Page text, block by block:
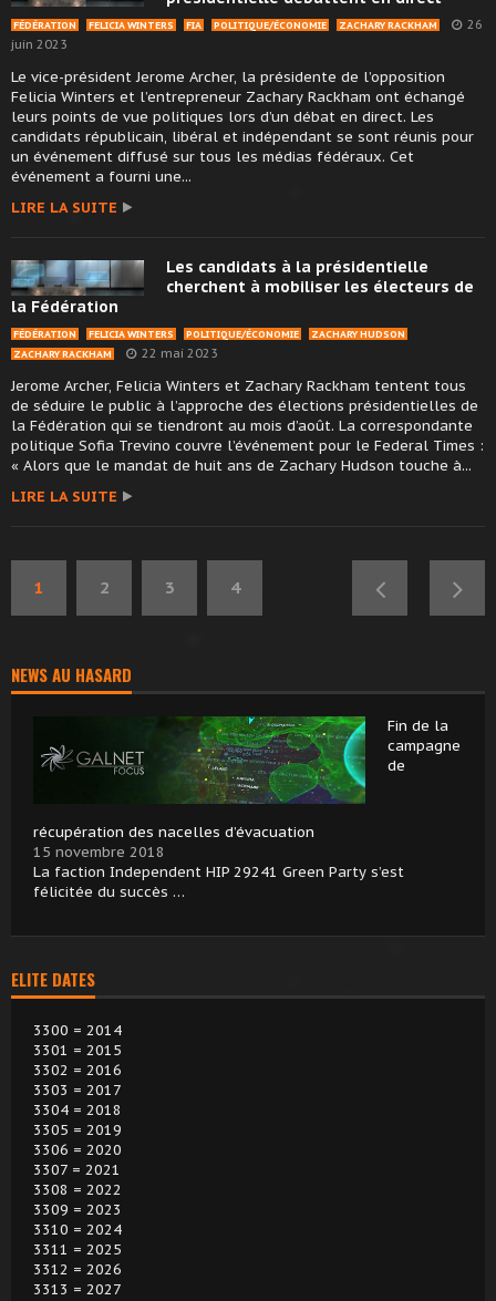
FÉDÉRATION FELICIA WINTERS FIA POLITIQUE/ÉCONOMIE ZACHARY RACKHAM
26
juin 2023
Le vice-président Jerome Archer, la présidente de l’opposition
Felicia Winters et l’entrepreneur Zachary Rackham ont échangé
leurs points de vue politiques lors d’un débat en direct. Les
candidats républicain, libéral et indépendant se sont réunis pour
un événement diffusé sur tous les médias fédéraux. Cet
événement a fourni une...
LIRE LA SUITE
Les candidats à la présidentielle
cherchent à mobiliser les électeurs de
la Fédération
FÉDÉRATION FELICIA WINTERS POLITIQUE/ÉCONOMIE
ZACHARY HUDSON
ZACHARY RACKHAM
22 mai 2023
Jerome Archer, Felicia Winters et Zachary Rackham tentent tous
de séduire le public à l’approche des élections présidentielles de
la Fédération qui se tiendront au mois d’août. La correspondante
politique Sofia Trevino couvre l’événement pour le Federal Times :
« Alors que le mandat de huit ans de Zachary Hudson touche à...
LIRE LA SUITE
1 2 3 4
NEWS AU HASARD
Fin de la
campagne
de
récupération des nacelles d’évacuation
15 novembre 2018
La faction Independent HIP 29241 Green Party s’est
félicitée du succès …
ELITE DATES
3300 = 2014
3301 = 2015
3302 = 2016
3303 = 2017
3304 = 2018
3305 = 2019
3306 = 2020
3307 = 2021
3308 = 2022
3309 = 2023
3310 = 2024
3311 = 2025
3312 = 2026
3313 = 2027